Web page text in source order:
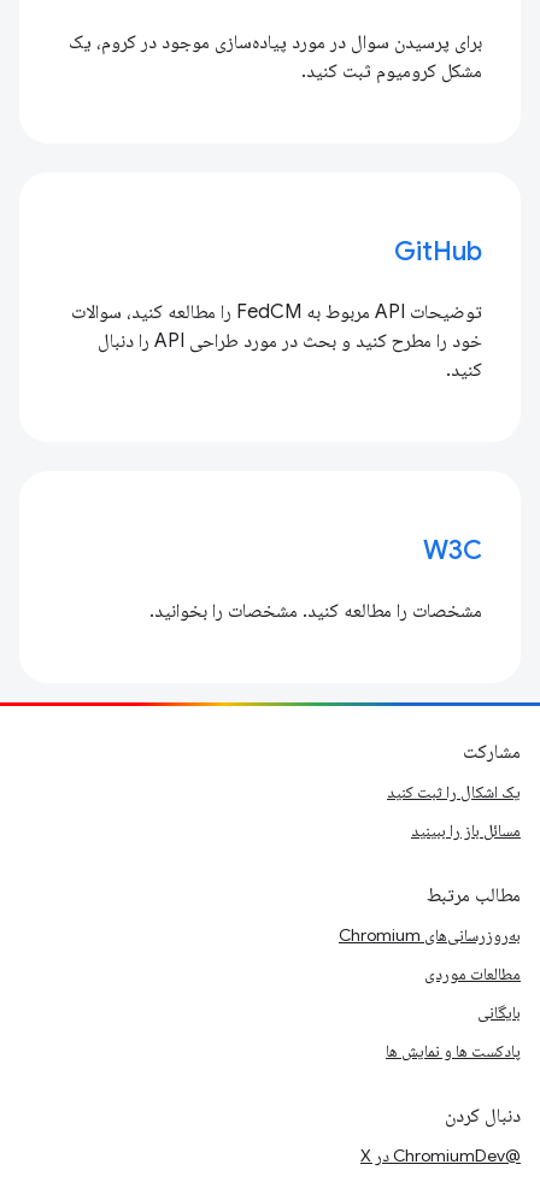
برای پرسیدن سوال در مورد پیاده‌سازی موجود در کروم، یک
مشکل کرومیوم ثبت کنید.
GitHub
توضیحات API مربوط به FedCM را مطالعه کنید، سوالات
خود را مطرح کنید و بحث در مورد طراحی API را دنبال
کنید.
W3C
مشخصات را مطالعه کنید. مشخصات را بخوانید.
مشارکت
یک اشکال را ثبت کنید
مسائل باز را ببینید
مطالب مرتبط
به‌روزرسانی‌های Chromium
مطالعات موردی
بایگانی
پادکست ها و نمایش ها
دنبال کردن
@ChromiumDev در X